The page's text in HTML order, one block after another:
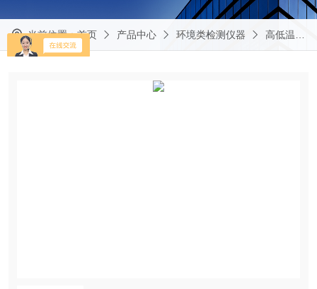
当前位置：首页 产品中心 环境类检测仪器 高低温试验箱